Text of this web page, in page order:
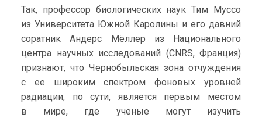
Так, профессор биологических наук Тим Муссо
из Университета Южной Каролины и его давний
соратник Андерс Мёллер из Национального
центра научных исследований (CNRS, Франция)
признают, что Чернобыльская зона отчуждения
с ее широким спектром фоновых уровней
радиации, по сути, является первым местом
в мире, где ученые могут изучить